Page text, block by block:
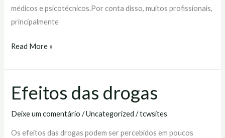
médicos e psicotécnicos.Por conta disso, muitos profissionais,
principalmente
Read More »
Efeitos das drogas
Deixe um comentário /Uncategorized /tcwsites
Os efeitos das drogas podem ser percebidos em poucos
Efeitos
das
drogas